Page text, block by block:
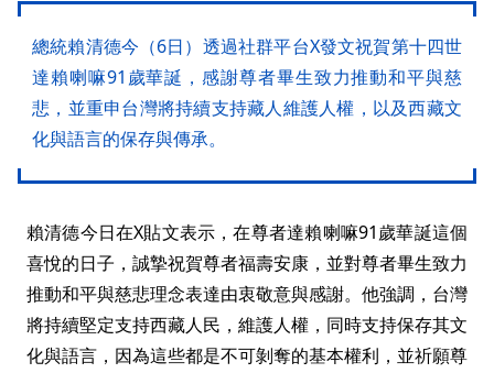
總統賴清德今（6日）透過社群平台X發文祝賀第十四世
達賴喇嘛91歲華誕，感謝尊者畢生致力推動和平與慈
悲，並重申台灣將持續支持藏人維護人權，以及西藏文
化與語言的保存與傳承。
賴清德今日在X貼文表示，在尊者達賴喇嘛91歲華誕這個
喜悅的日子，誠摯祝賀尊者福壽安康，並對尊者畢生致力
推動和平與慈悲理念表達由衷敬意與感謝。他強調，台灣
將持續堅定支持西藏人民，維護人權，同時支持保存其文
化與語言，因為這些都是不可剝奪的基本權利，並祈願尊